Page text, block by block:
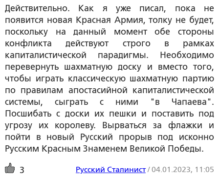
Действительно. Как я уже писал, пока не
появится новая Красная Армия, толку не будет,
поскольку на данный момент обе стороны
конфликта действуют строго в рамках
капиталистической парадигмы. Необходимо
перевернуть шахматную доску и вместо того,
чтобы играть классическую шахматную партию
по правилам апостасийной капиталистической
системы, сыграть с ними "в Чапаева".
Посшибать с доски их пешки и поставить под
угрозу их королеву. Вырваться за флажки и
пойти в новый Русский прорыв под исконно
Русским Красным Знаменем Великой Победы.
3 Русский Сталинист/04.01.2023, 11:05